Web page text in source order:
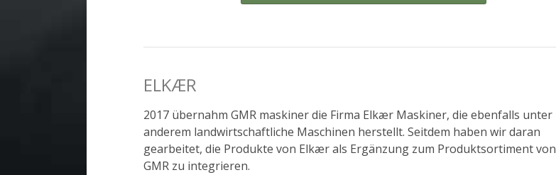
ELKÆR
2017 übernahm GMR maskiner die Firma Elkær Maskiner, die ebenfalls unter
anderem landwirtschaftliche Maschinen herstellt. Seitdem haben wir daran
gearbeitet, die Produkte von Elkær als Ergänzung zum Produktsortiment von
GMR zu integrieren.